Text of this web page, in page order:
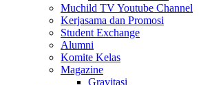
Muchild TV Youtube Channel
Kerjasama dan Promosi
Student Exchange
Alumni
Komite Kelas
Magazine
Gravitasi